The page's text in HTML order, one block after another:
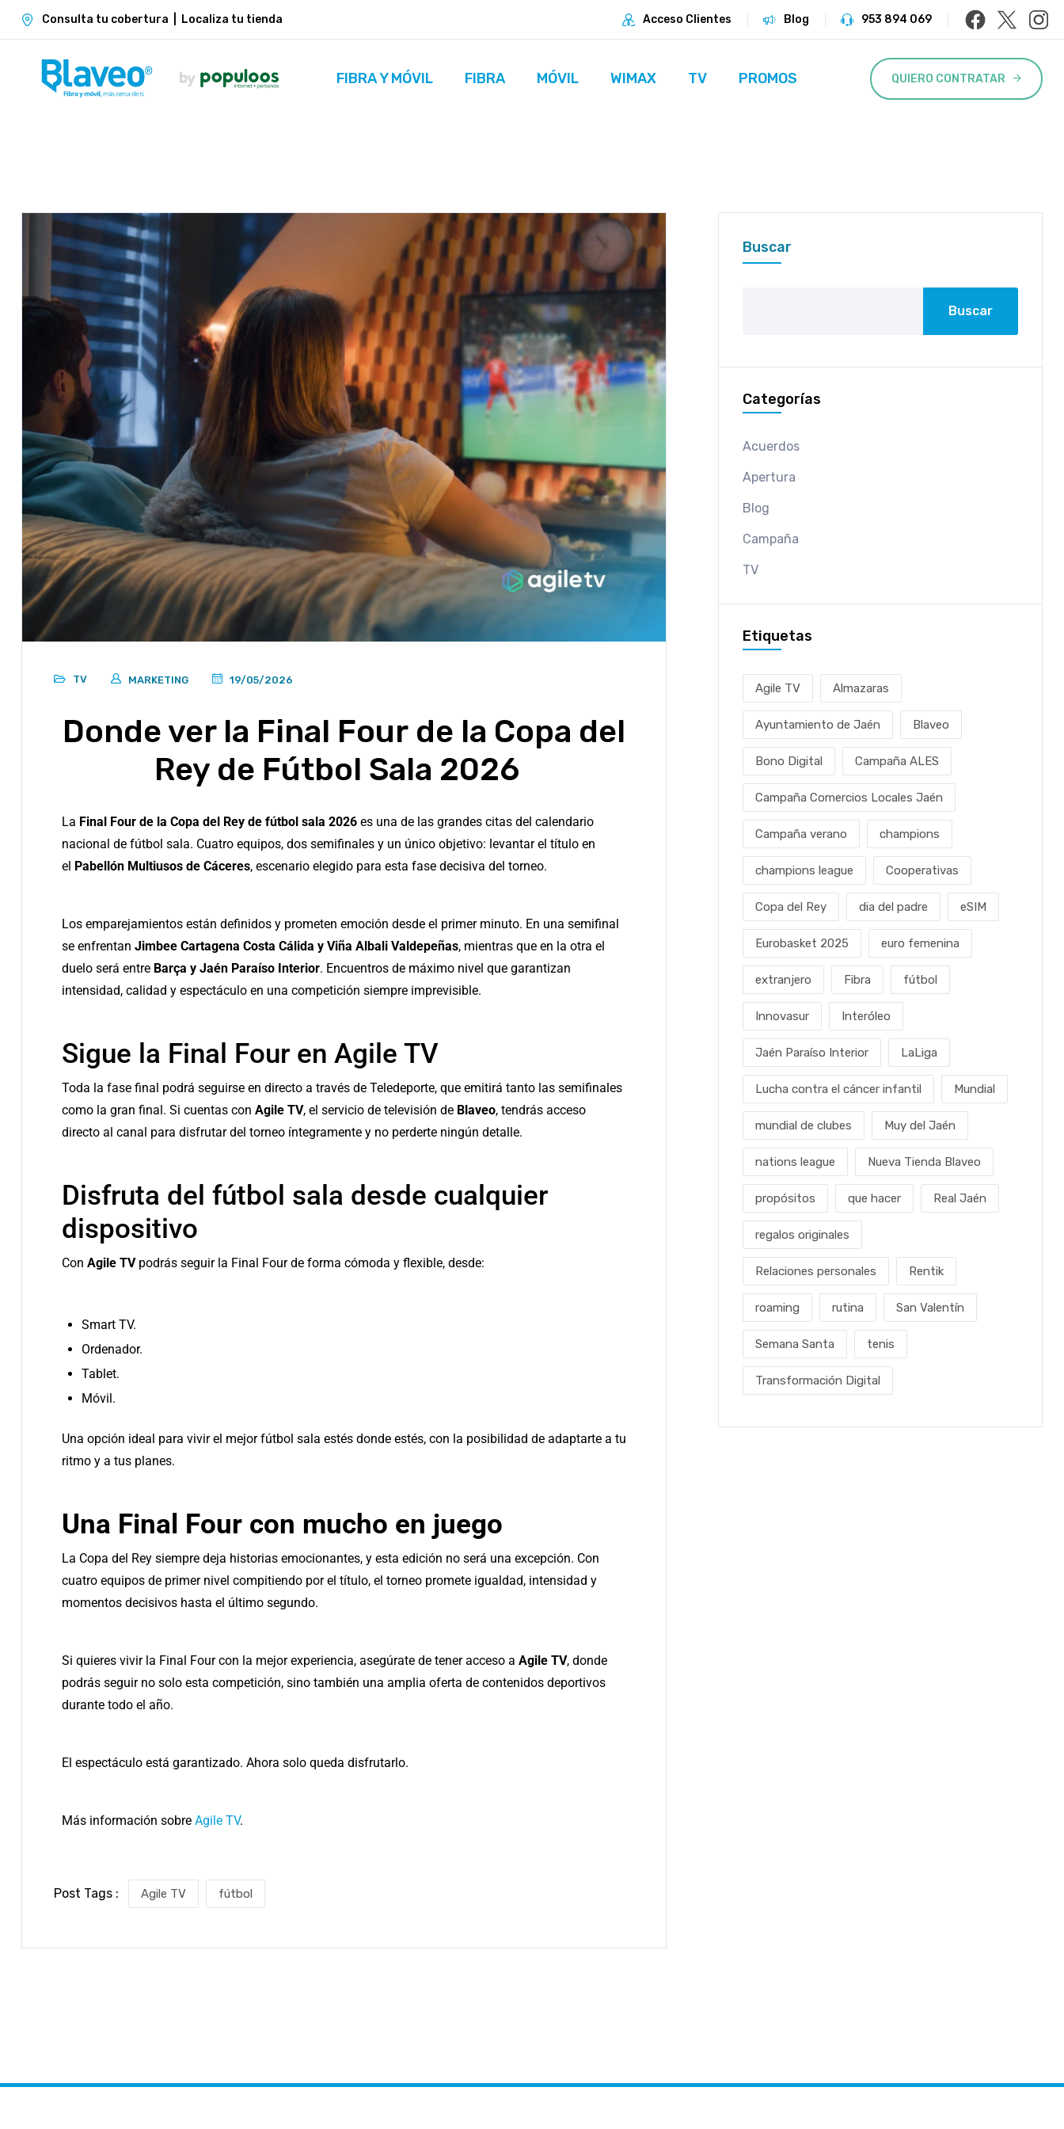
Consulta tu cobertura Localiza tu tienda Acceso Clientes Blog 953 894 069
FIBRA Y MÓVIL FIBRA MÓVIL WIMAX TV PROMOS QUIERO CONTRATAR
TV MARKETING 19/05/2026
Donde ver la Final Four de la Copa del
Rey de Fútbol Sala 2026
La Final Four de la Copa del Rey de fútbol sala 2026 es una de las grandes citas del calendario
nacional de fútbol sala. Cuatro equipos, dos semifinales y un único objetivo: levantar el título en
el Pabellón Multiusos de Cáceres, escenario elegido para esta fase decisiva del torneo.
Los emparejamientos están definidos y prometen emoción desde el primer minuto. En una semifinal
se enfrentan Jimbee Cartagena Costa Cálida y Viña Albali Valdepeñas, mientras que en la otra el
duelo será entre Barça y Jaén Paraíso Interior. Encuentros de máximo nivel que garantizan
intensidad, calidad y espectáculo en una competición siempre imprevisible.
Sigue la Final Four en Agile TV
Toda la fase final podrá seguirse en directo a través de Teledeporte, que emitirá tanto las semifinales
como la gran final. Si cuentas con Agile TV, el servicio de televisión de Blaveo, tendrás acceso
directo al canal para disfrutar del torneo íntegramente y no perderte ningún detalle.
Disfruta del fútbol sala desde cualquier
dispositivo
Con Agile TVpodrás seguir la Final Four de forma cómoda y flexible, desde:
Smart TV.
Ordenador.
Tablet.
Móvil.
Una opción ideal para vivir el mejor fútbol sala estés donde estés, con la posibilidad de adaptarte a tu
ritmo y a tus planes.
Una Final Four con mucho en juego
La Copa del Rey siempre deja historias emocionantes, y esta edición no será una excepción. Con
cuatro equipos de primer nivel compitiendo por el título, el torneo promete igualdad, intensidad y
momentos decisivos hasta el último segundo.
Si quieres vivir la Final Four con la mejor experiencia, asegúrate de tener acceso a Agile TV, donde
podrás seguir no solo esta competición, sino también una amplia oferta de contenidos deportivos
durante todo el año.
El espectáculo está garantizado. Ahora solo queda disfrutarlo.
Más información sobre Agile TV.
Post Tags : Agile TV fútbol
Buscar
Buscar
Categorías
Acuerdos
Apertura
Blog
Campaña
TV
Etiquetas
Agile TV Almazaras
Ayuntamiento de Jaén Blaveo
Bono Digital Campaña ALES
Campaña Comercios Locales Jaén
Campaña verano champions
champions league Cooperativas
Copa del Rey dia del padre eSIM
Eurobasket 2025 euro femenina
extranjero Fibra fútbol
Innovasur Interóleo
Jaén Paraíso Interior LaLiga
Lucha contra el cáncer infantil Mundial
mundial de clubes Muy del Jaén
nations league Nueva Tienda Blaveo
propósitos que hacer Real Jaén
regalos originales
Relaciones personales Rentik
roaming rutina San Valentín
Semana Santa tenis
Transformación Digital